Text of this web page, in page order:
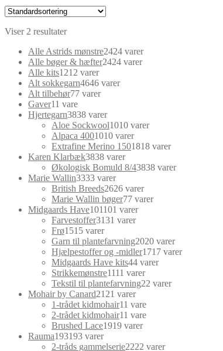
Viser 2 resultater
Alle Astrids mønstre2424 varer
Alle bøger & hæfter2424 varer
Alle kits1212 varer
Alt sokkegarn4646 varer
Alt tilbehør77 varer
Gaver11 vare
Hjertegarn3838 varer
Aloe Sockwool1010 varer
Alpaca 4001010 varer
Extrafine Merino 1501818 varer
Karen Klarbæk3838 varer
Økologisk Bomuld 8/43838 varer
Marie Wallin3333 varer
British Breeds2626 varer
Marie Wallin bøger77 varer
Midgaards Have101101 varer
Farvestoffer3131 varer
Frø1515 varer
Garn til plantefarvning2020 varer
Hjælpestoffer og -midler1717 varer
Midgaards Have kits44 varer
Strikkemønstre1111 varer
Tekstil til plantefarvning22 varer
Mohair by Canard21 21 varer
1-trådet kidmohair11 vare
2-trådet kidmohair11 vare
Brushed Lace1919 varer
Rauma193193 varer
2-tråds gammelserie2222 varer